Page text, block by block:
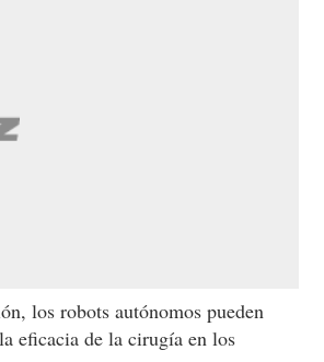
los robots autónomos pueden
eficacia de la cirugía en los